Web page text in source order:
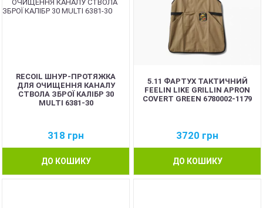
RECOIL ШНУР-ПРОТЯЖКА
ДЛЯ ОЧИЩЕННЯ КАНАЛУ
СТВОЛА ЗБРОЇ КАЛІБР 30
MULTI 6381-30
318 грн
ДО КОШИКУ
5.11 ФАРТУХ ТАКТИЧНИЙ
FEELIN LIKE GRILLIN APRON
COVERT GREEN 6780002-1179
3720 грн
ДО КОШИКУ